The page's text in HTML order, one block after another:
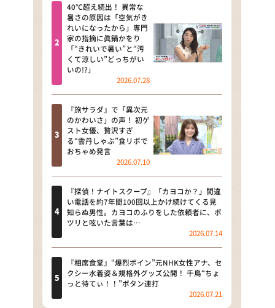
news おかえり
河合＆A.B.C-Z塚田×福井アナ
「なんでやねん！？」（news お
かえり）
DAIGOも台所 ～きょうの献立 何
にする？～
本日はダイアンなり！シーズン２
朝だ！生です旅サラダ
教えて！ニュースライブ 正義の
ミカタ
ＬＩＦＥ～夢のカタチ～
新婚さんいらっしゃい！
ポツンと一軒家
ザキ山小屋本館
40℃超え続出！ 異常な
暑さの原因は「空気がき
れいになったから」専門
家の指摘に眞鍋かをり
「“きれいで暑い”と“汚
くて涼しい”どっちがい
いの!?」
2026.07.28
『旅サラダ』で「異次元
のかわいさ」の声！ 初ゲ
スト女優、贅沢すぎ
る“雲丹しゃぶ”食リポで
おちゃめ発言
2026.07.10
『探偵！ナイトスクープ』「カヨコか？」間違
い電話を約7年間100回以上かけ続けてくる見
知らぬ男性。カヨコのふりをした依頼者に、ポ
ツリと呟いた言葉は…
2026.07.14
『相席食堂』“爆烈ボイン”元NHK女性アナ、セ
クシー水着姿＆規格外グッズ公開！ 千鳥“ちょ
っと待てぃ！！”ボタン連打
2026.07.21